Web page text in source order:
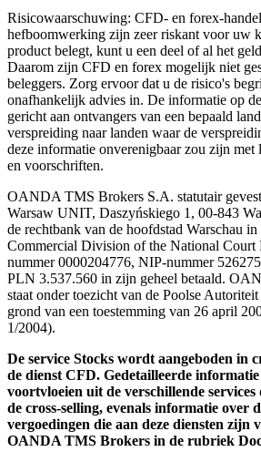
Risicowaarschuwing: CFD- en forex-
hefboomwerking zijn zeer riskant voor uw
product belegt, kunt u een deel of al het
Daarom zijn CFD en forex mogelijk niet
beleggers. Zorg ervoor dat u de risico's
onafhankelijk advies in. De informatie op
gericht aan ontvangers van een bepaald
verspreiding naar landen waar de
deze informatie onverenigbaar zou zijn met
en voorschriften.
OANDA TMS Brokers S.A. statutair
Warsaw UNIT, Daszyńskiego 1, 00-843
de rechtbank van de hoofdstad Warschau
Commercial Division of the National Court
nummer 0000204776, NIP-nummer
PLN 3.537.560 in zijn geheel betaald.
staat onder toezicht van de Poolse
grond van een toestemming van 26 april
1/2004).
De service Stocks wordt aangeboden in
de dienst CFD. Gedetailleerde
voortvloeien uit de verschillende
de cross-selling, evenals informatie over
vergoedingen die aan deze diensten zijn
OANDA TMS Brokers in de rubriek